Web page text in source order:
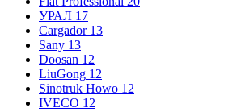
УРАЛ 17
Cargador 13
Sany 13
Doosan 12
LiuGong 12
Sinotruk Howo 12
IVECO 12